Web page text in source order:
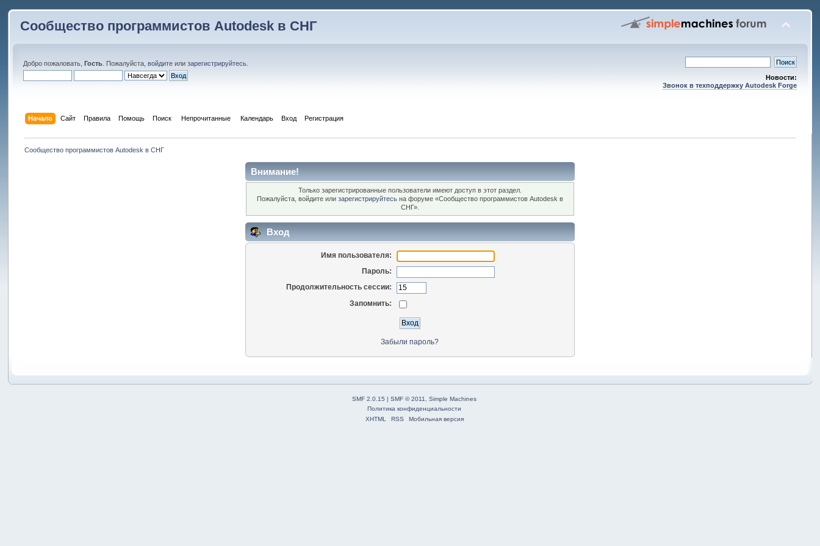
Сообщество программистов Autodesk в СНГ
Добро пожаловать,Гость . Пожалуйста,войдите илизарегистрируйтесь
Новости:
Звонок в техподдержку Autodesk Forge
Начало Сайт Правила Помощь Поиск Непрочитанные Календарь Вход Регистрация
Сообщество программистов Autodesk в СНГ
Внимание!
Только зарегистрированные пользователи имеют доступ в этот раздел.
Пожалуйста, войдите или зарегистрируйтесьна форуме «Сообщество программистов Autodesk в
СНГ».
Вход
Имя пользователя:
Пароль:
Продолжительность сессии:
Запомнить:
Забыли пароль?
SMF 2.0.15 |SMF © 2011 ,Simple Machines
Политика конфиденциальности
XHTML
RSS Мобильная версия